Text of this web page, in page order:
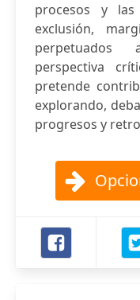
procesos y las
exclusión,
perpetuados
perspectiva
pretende
explorando,
progresos y